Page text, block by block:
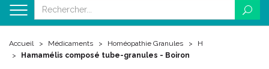
Accueil Médicaments Homéopathie Granules
H
Hamamélis composé tube-granules - Boiron